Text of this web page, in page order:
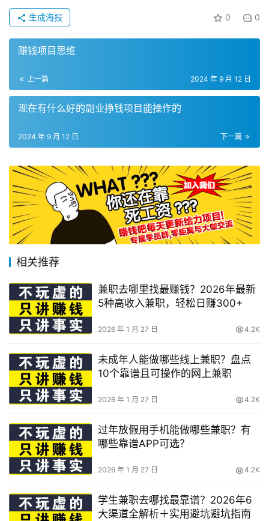
0 0
生成海报
赚钱项目思维
上一篇 2024 年 9 月 12 日
现在有什么好的副业挣钱项目能操作的
下一篇
2024 年 9 月 12 日
相关推荐
兼职去哪里找最赚钱？2026年最新
5种高收入兼职，轻松日赚300+
2026 年 1 月 27 日 4.2K
未成年人能做哪些线上兼职？盘点
10个靠谱且可操作的网上兼职
2026 年 1 月 27 日 4.2K
过年放假用手机能做哪些兼职？有
哪些靠谱APP可选？
2026 年 1 月 27 日 4.2K
学生兼职去哪找最靠谱？2026年6
大渠道全解析＋实用避坑避坑指南